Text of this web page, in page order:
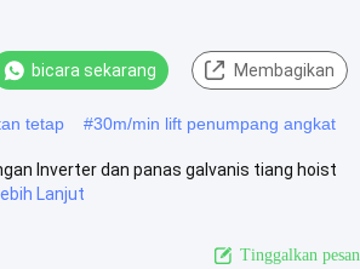
bicara sekarang Membagikan
tetap #30m/min lift penumpang angkat
Inverter dan panas galvanis tiang hoist
Lanjut
Tinggalkan pesan